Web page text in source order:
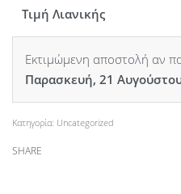
Τιμή Λιανικής
Εκτιμώμενη αποστολή αν
Παρασκευή, 21
Κατηγορία: Uncategorized
SHARE